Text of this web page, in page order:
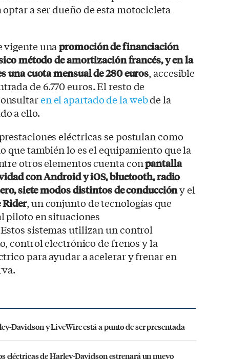
a ser dueño de esta motocicleta
vigente unapromoción de financiación
método de amortización francés, y en la
una cuota mensual de 280 euros, accesible
de 6.770 euros. El resto de
en el apartado de la webde la
a ello.
eléctricas se postulan como
que también lo es el equipamiento que la
otros elementos cuenta conpantalla
con Android y iOS, bluetooth, radio
siete modos distintos de conduccióny el
Rider, un conjunto de tecnologías que
piloto en situaciones
sistemas utilizan un control
control electrónico de frenos y la
para ayudar a acelerar y frenar en
Davidson y LiveWire está a punto de ser presentada
eléctricas de Harley-Davidson estrenará un nuevo